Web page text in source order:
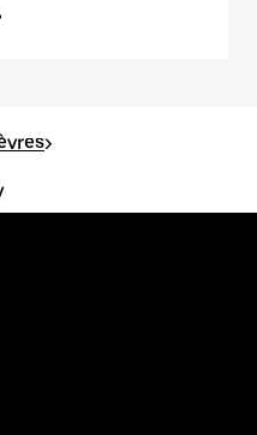
>